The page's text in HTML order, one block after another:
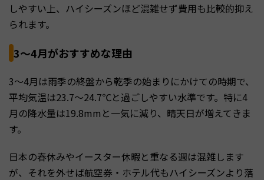
しやすい上、ハイシーズンほど混雑せず費用も比較的抑え
られます。
3〜4月がおすすめな理由
3〜4月は雨季の終盤から乾季の始まりにかけての時期で、
平均気温は23.7〜24.7℃と過ごしやすい水準です。特に4
月の降水量は19.8mmと一気に減り、晴天日が増えてきま
す。
日本の春休みやイースター休暇と重なる週は混雑します
が、それを外せば航空券・ホテル代もハイシーズンより落